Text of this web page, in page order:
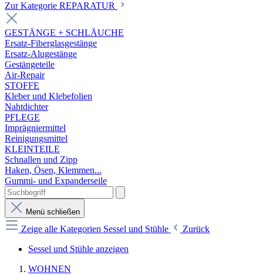
Zur Kategorie REPARATUR
GESTÄNGE + SCHLÄUCHE
Ersatz-Fiberglasgestänge
Ersatz-Alugestänge
Gestängeteile
Air-Repair
STOFFE
Kleber und Klebefolien
Nahtdichter
PFLEGE
Imprägniermittel
Reinigungsmittel
KLEINTEILE
Schnallen und Zipp
Haken, Ösen, Klemmen...
Gummi- und Expanderseile
Menü schließen
Zeige alle Kategorien Sessel und Stühle
Zurück
Sessel und Stühle anzeigen
WOHNEN